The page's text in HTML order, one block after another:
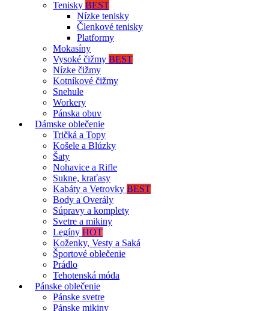
Tenisky BEST
Nízke tenisky
Členkové tenisky
Platformy
Mokasíny
Vysoké čižmy BEST
Nízke čižmy
Kotníkové čižmy
Snehule
Workery
Pánska obuv
Dámske oblečenie
Tričká a Topy
Košele a Blúzky
Šaty
Nohavice a Rifle
Sukne, kraťasy
Kabáty a Vetrovky BEST
Body a Overály
Súpravy a komplety
Svetre a mikiny
Legíny HOT
Koženky, Vesty a Saká
Športové oblečenie
Prádlo
Tehotenská móda
Pánske oblečenie
Pánske svetre
Pánske mikiny